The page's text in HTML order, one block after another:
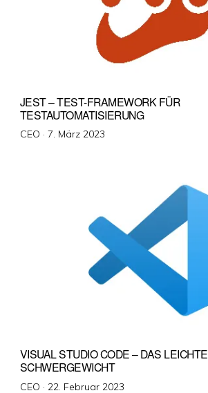
JEST – TEST-FRAMEWORK FÜR
TESTAUTOMATISIERUNG
CEO · Veröffentlicht
7. März 2023
VISUAL STUDIO CODE – DAS LEICHTE
SCHWERGEWICHT
CEO · Veröffentlicht
22. Februar 2023